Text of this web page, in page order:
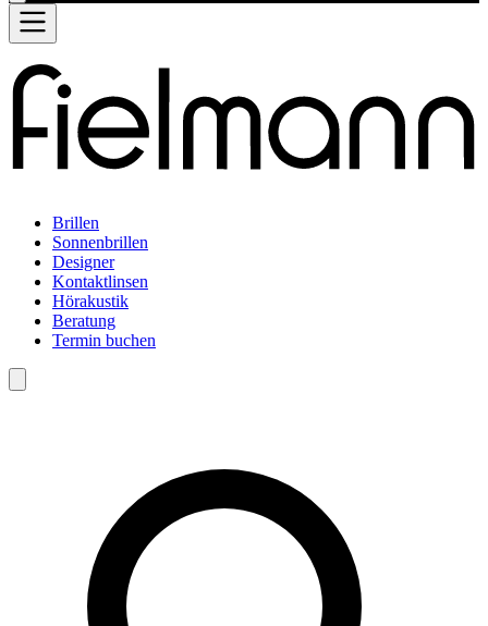
Brillen
Sonnenbrillen
Designer
Kontaktlinsen
Hörakustik
Beratung
Termin buchen